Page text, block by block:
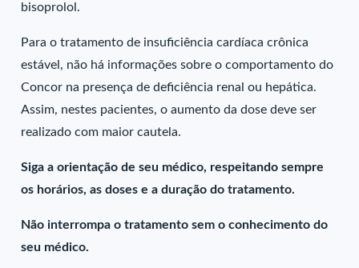
bisoprolol.
Para o tratamento de insuficiência cardíaca crônica
estável, não há informações sobre o comportamento do
Concor na presença de deficiência renal ou hepática.
Assim, nestes pacientes, o aumento da dose deve ser
realizado com maior cautela.
Siga a orientação de seu médico, respeitando sempre
os horários, as doses e a duração do tratamento.
Não interrompa o tratamento sem o conhecimento do
seu médico.